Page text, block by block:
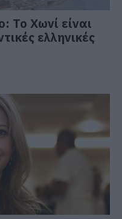
Το Χωνί είναι
ελληνικές